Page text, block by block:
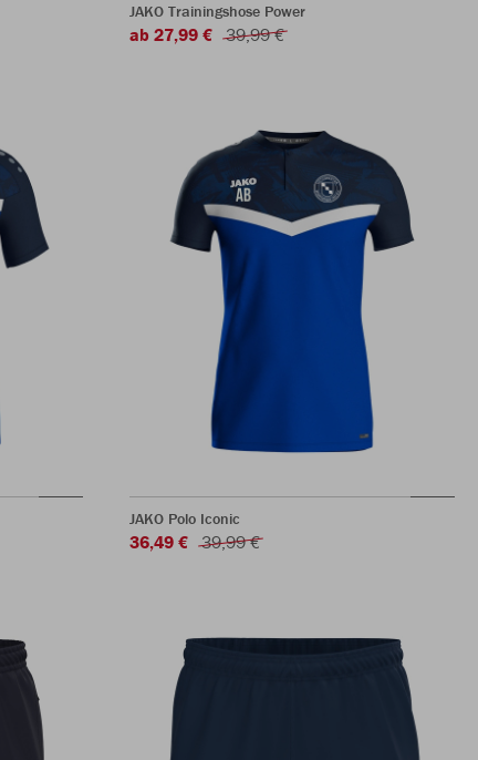
JAKO Trainingshose Power
ab 27,99 € 39,99 €
JAKO Polo Iconic
36,49 € 39,99 €